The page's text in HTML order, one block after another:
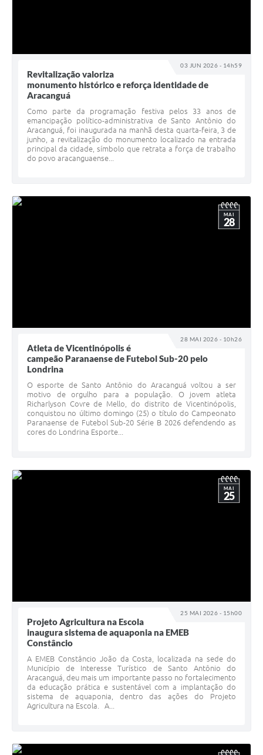
03 JUN 2026 - 14h59
Revitalização valoriza
monumento histórico e reforça identidade de
Aracanguá
Como parte da programação festiva pelos 33 anos de
emancipação político-administrativa de Santo Antônio do
Aracanguá, foi inaugurada na manhã desta quarta-feira, 3 de
junho, a revitalização do monumento localizado na entrada
principal da cidade, símbolo que retrata a força de trabalho
do povo aracanguaense...
28 MAI 2026 - 10h26
MAI
28
Atleta de Vicentinópolis é
campeão Paranaense de Futebol Sub-20 pelo
Londrina
O esporte de Santo Antônio do Aracanguá voltou a ser
motivo de orgulho para a população. O jovem atleta
Richarlyson Covre de Mello, do distrito de Vicentinópolis,
conquistou no último domingo (25) o título do Campeonato
Paranaense de Futebol Sub-20 Série B 2026 defendendo as
cores do Londrina Esporte...
25 MAI 2026 - 15h00
MAI
25
Projeto Agricultura na Escola
inaugura sistema de aquaponia na EMEB
Constâncio
A EMEB Constâncio João da Costa, localizada na sede do
Município de Interesse Turístico de Santo Antônio do
Aracanguá, deu mais um importante passo no fortalecimento
da educação prática e sustentável com a implantação do
sistema de aquaponia, dentro das ações do Projeto
Agricultura na Escola. A...